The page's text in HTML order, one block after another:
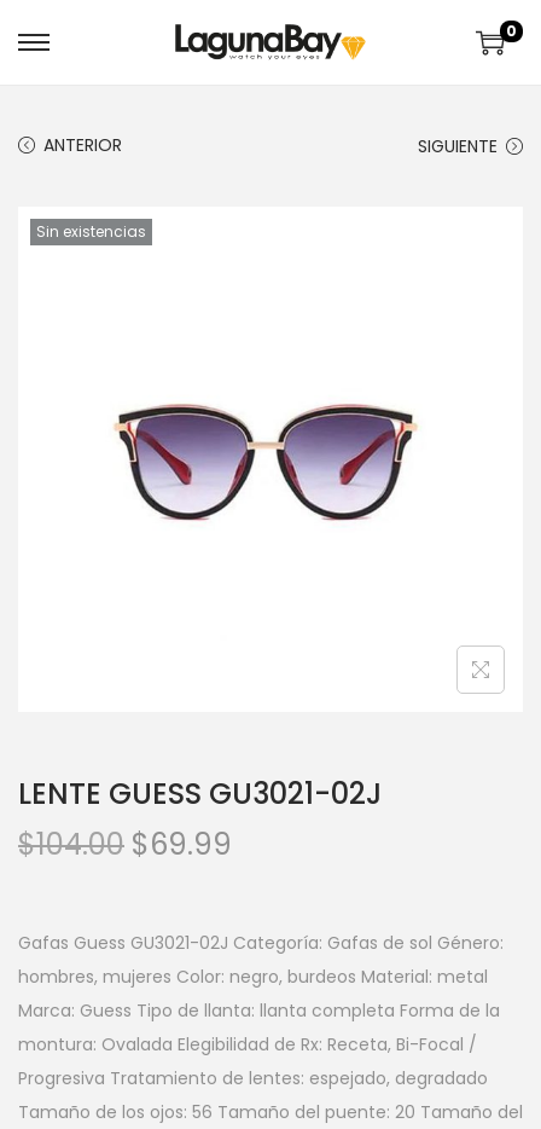
0
ANTERIOR SIGUIENTE
Sin existencias
LENTE GUESS GU3021-02J
$104.00 $69.99
Gafas Guess GU3021-02J Categoría: Gafas de sol Género:
hombres, mujeres Color: negro, burdeos Material: metal
Marca: Guess Tipo de llanta: llanta completa Forma de la
montura: Ovalada Elegibilidad de Rx: Receta, Bi-Focal /
Progresiva Tratamiento de lentes: espejado, degradado
Tamaño de los ojos: 56 Tamaño del puente: 20 Tamaño del